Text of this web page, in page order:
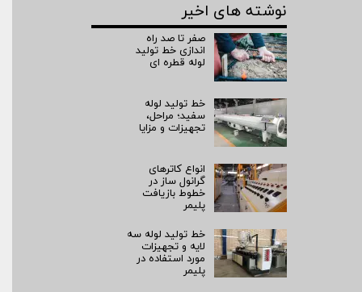
نوشته های اخیر
صفر تا صد راه‌
اندازی خط تولید
لوله قطره ای
خط تولید لوله
سفید؛ مراحل،
تجهیزات و مزایا
انواع کاترهای
گرانول ساز در
خطوط بازیافت
پلیمر
خط تولید لوله سه
لایه و تجهیزات
مورد استفاده در
پلیمر